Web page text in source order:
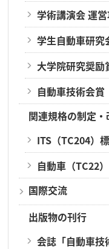
学術講演会 運
学生自動車研究
大学院研究奨励
自動車技術会賞
関連規格の制定・
ITS（TC204）
自動車（TC22
国際交流
出版物の刊行
会誌「自動車技